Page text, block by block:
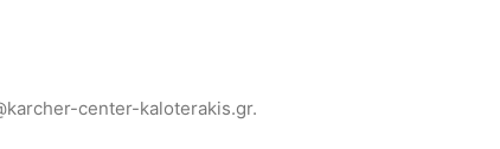
center-kaloterakis.gr.